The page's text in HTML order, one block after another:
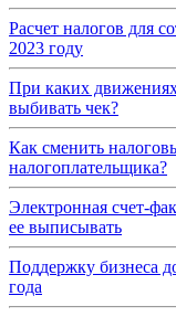
Расчет налогов для
2023 году
При каких
выбивать чек?
Как сменить
налогоплательщика?
Электронная счет-
ее выписывать
Поддержку бизнеса
года